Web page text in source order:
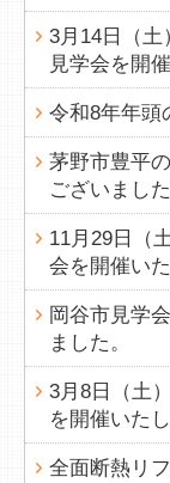
3月14日（土
見学会を開
令和8年年頭
茅野市豊平
ございました
11月29日（
会を開催いた
岡谷市見学
ました。
3月8日（土
を開催いたし
全面断熱リ